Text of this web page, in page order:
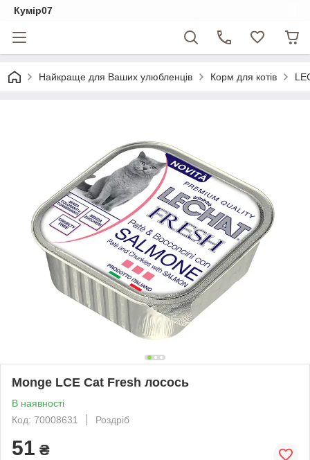
Кумір07
Найкраще для Ваших улюбленців Корм для котів
Monge LCE Cat Fresh лосось
В наявності
Код: 70008631
Роздріб
51 ₴